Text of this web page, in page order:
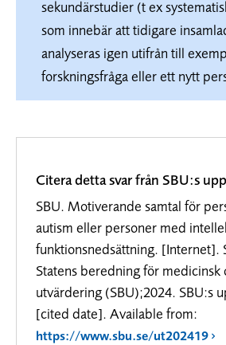
sekundärstudier (t ex
som innebär att tidigare
analyseras igen utifrån till
forskningsfråga eller ett nytt
Citera detta svar från SBU:s
SBU. Motiverande samtal för
autism eller personer med
funktionsnedsättning. [Internet].
Statens beredning för medicinsk
utvärdering (SBU);2024. SBU:s
[cited date]. Available from:
https://www.sbu.se/ut202419